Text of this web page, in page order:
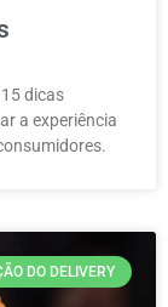
dicas
a experiência
DO DELIVERY